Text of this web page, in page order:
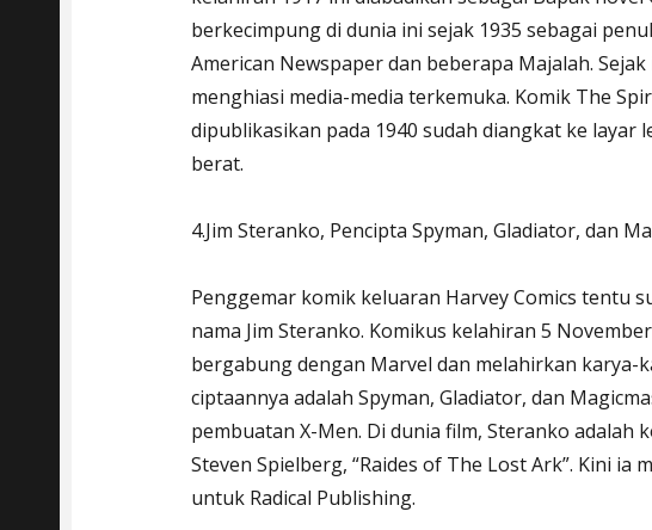
berkecimpung di dunia ini sejak 1935 sebagai
American Newspaper dan beberapa Majalah.
menghiasi media-media terkemuka. Komik The
dipublikasikan pada 1940 sudah diangkat ke layar
berat.
4.Jim Steranko, Pencipta Spyman, Gladiator, dan
Penggemar komik keluaran Harvey Comics tentu
nama Jim Steranko. Komikus kelahiran 5
bergabung dengan Marvel dan melahirkan karya-
ciptaannya adalah Spyman, Gladiator, dan
pembuatan X-Men. Di dunia film, Steranko adalah
Steven Spielberg, “Raides of The Lost Ark”. Kini ia
untuk Radical Publishing.